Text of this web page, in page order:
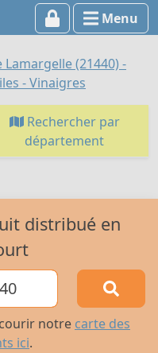
Menu
(21440) -
- Vinaigres
Rechercher par
département
distribué en
notre carte des
ici.